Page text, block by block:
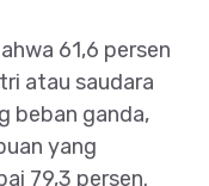
61,6 persen
atau saudara
beban ganda,
yang
79,3 persen.